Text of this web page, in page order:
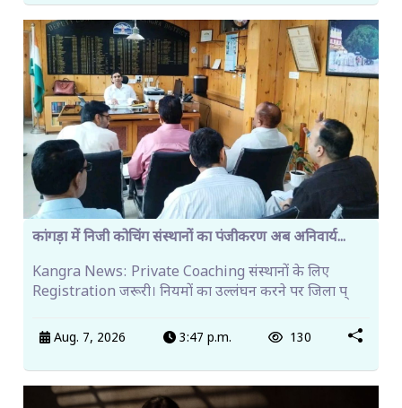
कांगड़ा में निजी कोचिंग संस्थानों का पंजीकरण अब अनिवार्य...
Kangra News: Private Coaching संस्थानों के लिए
Registration जरूरी। नियमों का उल्लंघन करने पर जिला प्
Aug. 7, 2026 3:47 p.m. 130